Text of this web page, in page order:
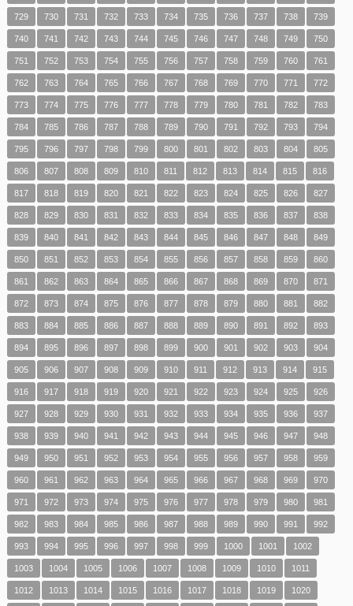
729 730 731 732 733 734 735 736 737 738 739
740 741 742 743 744 745 746 747 748 749 750
751 752 753 754 755 756 757 758 759 760 761
762 763 764 765 766 767 768 769 770 771 772
773 774 775 776 777 778 779 780 781 782 783
784 785 786 787 788 789 790 791 792 793 794
795 796 797 798 799 800 801 802 803 804 805
806 807 808 809 810 811 812 813 814 815 816
817 818 819 820 821 822 823 824 825 826 827
828 829 830 831 832 833 834 835 836 837 838
839 840 841 842 843 844 845 846 847 848 849
850 851 852 853 854 855 856 857 858 859 860
861 862 863 864 865 866 867 868 869 870 871
872 873 874 875 876 877 878 879 880 881 882
883 884 885 886 887 888 889 890 891 892 893
894 895 896 897 898 899 900 901 902 903 904
905 906 907 908 909 910 911 912 913 914 915
916 917 918 919 920 921 922 923 924 925 926
927 928 929 930 931 932 933 934 935 936 937
938 939 940 941 942 943 944 945 946 947 948
949 950 951 952 953 954 955 956 957 958 959
960 961 962 963 964 965 966 967 968 969 970
971 972 973 974 975 976 977 978 979 980 981
982 983 984 985 986 987 988 989 990 991 992
993 994 995 996 997 998 999 1000 1001 1002
1003 1004 1005 1006 1007 1008 1009 1010 1011
1012 1013 1014 1015 1016 1017 1018 1019 1020